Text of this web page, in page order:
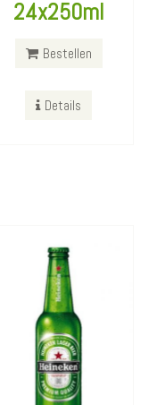
24x250ml
Bestellen
Details
Heineken 330ml